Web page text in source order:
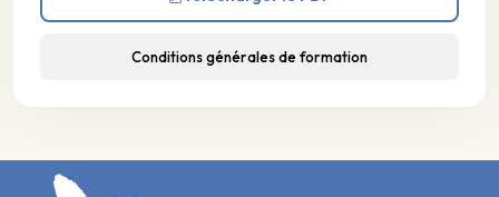
Conditions générales de formation